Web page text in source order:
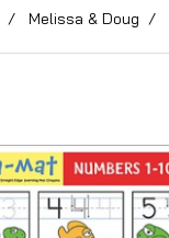
Melissa & Doug